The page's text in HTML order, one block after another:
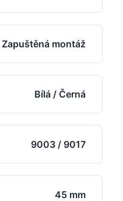
Zapuštěná montáž
Bílá / Černá
9003 / 9017
45 mm